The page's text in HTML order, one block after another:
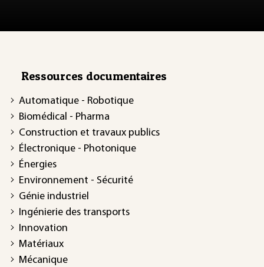
Ressources documentaires
Automatique - Robotique
Biomédical - Pharma
Construction et travaux publics
Électronique - Photonique
Énergies
Environnement - Sécurité
Génie industriel
Ingénierie des transports
Innovation
Matériaux
Mécanique